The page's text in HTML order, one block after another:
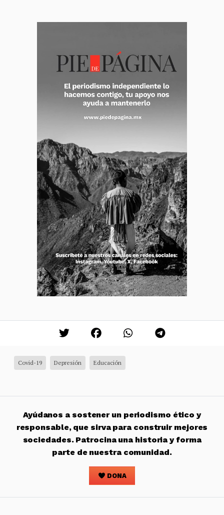
Covid-19 Depresión Educación
Ayúdanos a sostener un periodismo ético y
responsable, que sirva para construir mejores
sociedades. Patrocina una historia y forma
parte de nuestra comunidad.
DONA